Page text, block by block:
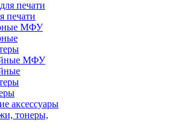
печати
МФУ
МФУ
аксессуары